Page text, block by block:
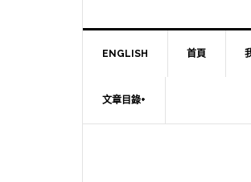
ENGLISH 首頁
文章目錄+